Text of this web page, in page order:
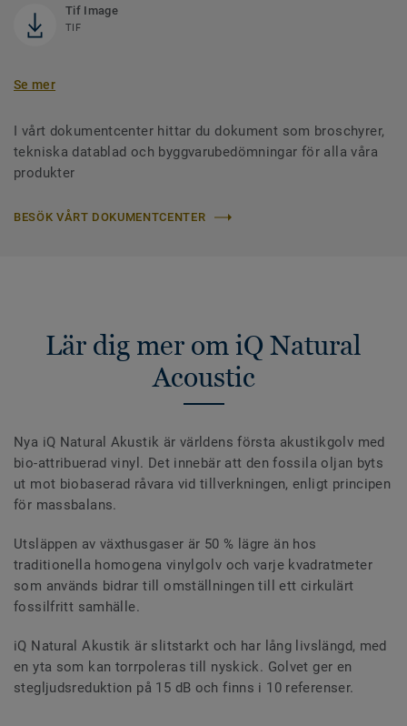
Tif Image
TIF
Se mer
I vårt dokumentcenter hittar du dokument som broschyrer,
tekniska datablad och byggvarubedömningar för alla våra
produkter
BESÖK VÅRT DOKUMENTCENTER
Lär dig mer om iQ Natural
Acoustic
Nya iQ Natural Akustik är världens första akustikgolv med
bio-attribuerad vinyl. Det innebär att den fossila oljan byts
ut mot biobaserad råvara vid tillverkningen, enligt principen
för massbalans.
Utsläppen av växthusgaser är 50 % lägre än hos
traditionella homogena vinylgolv och varje kvadratmeter
som används bidrar till omställningen till ett cirkulärt
fossilfritt samhälle.
iQ Natural Akustik är slitstarkt och har lång livslängd, med
en yta som kan torrpoleras till nyskick. Golvet ger en
stegljudsreduktion på 15 dB och finns i 10 referenser.